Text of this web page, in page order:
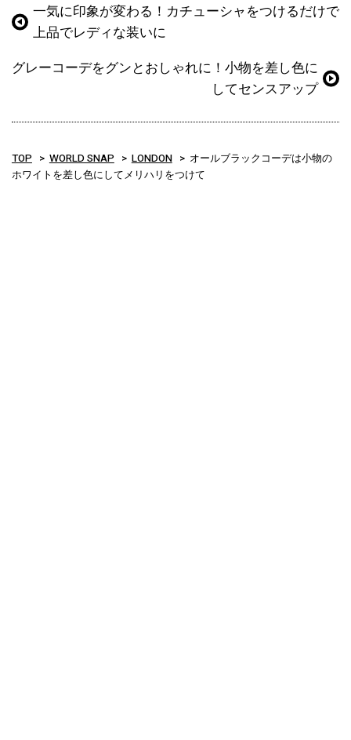
一気に印象が変わる！カチューシャをつけるだけで
上品でレディな装いに
グレーコーデをグンとおしゃれに！小物を差し色に
してセンスアップ
TOP WORLD SNAP LONDON
オールブラックコーデは小物の
ホワイトを差し色にしてメリハリをつけて